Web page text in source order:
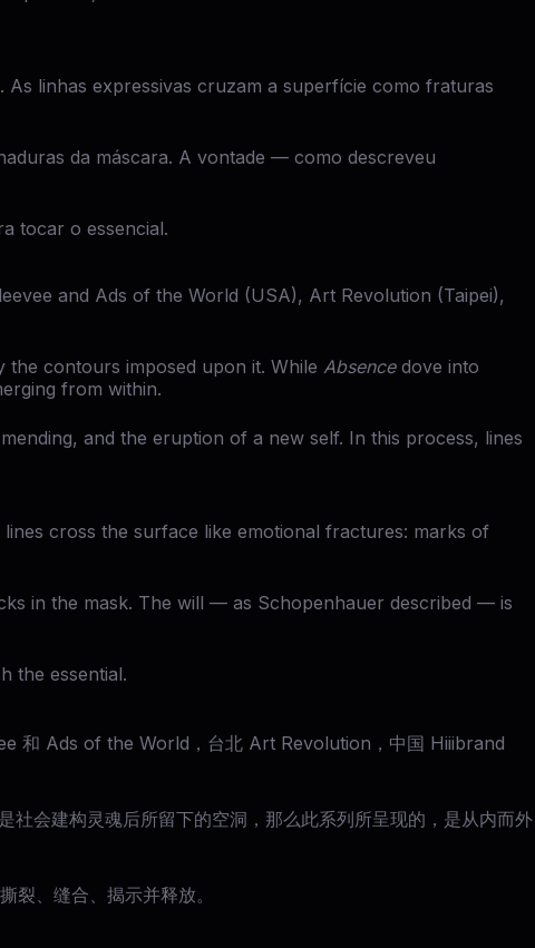
linhas expressivas cruzam a superfície como fraturas
da máscara. A vontade — como descreveu
tocar o essencial.
and Ads of the World (USA), Art Revolution (Taipei),
the contours imposed upon it. While Absencedove into
from within.
and the eruption of a new self. In this process, lines
cross the surface like emotional fractures: marks of
in the mask. The will — as Schopenhauer described — is
the essential.
和 Ads of the World，台北 Art Revolution，中国 Hiiibrand
社会建构灵魂后所留下的空洞，那么此系列所呈现的，是从内而外
裂、缝合、揭示并释放。